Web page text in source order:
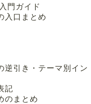
門ガイド
入口まとめ
逆引き・テーマ別イン
記
のまとめ